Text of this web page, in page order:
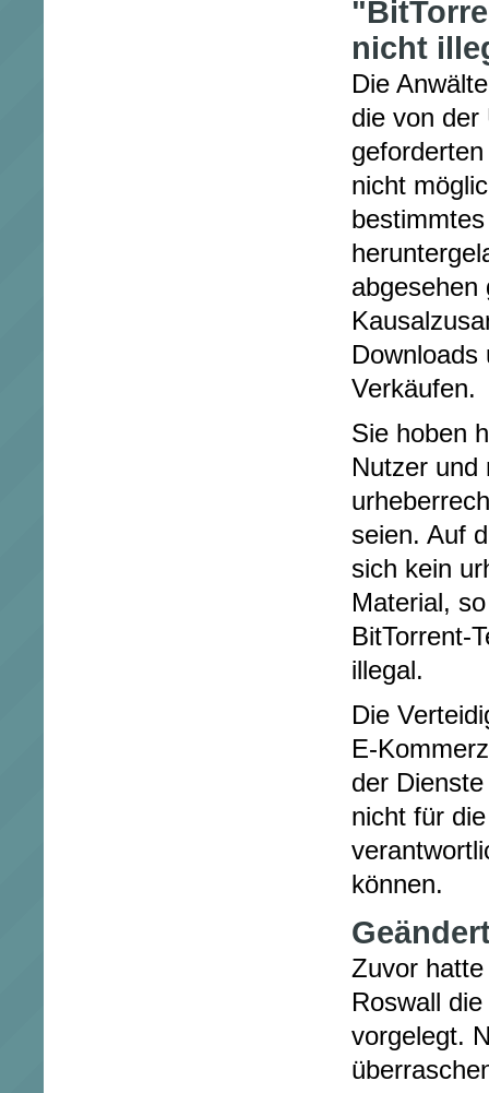
nicht
Die
die von der
nicht
abgesehen
Downloads
Verkäufen.
Sie hoben
Nutzer
seien. Auf
sich kein
Material,
BitTorrent-
illegal.
Die
E-
der
nicht für
können.
Zuvor
Roswall
vorgelegt.